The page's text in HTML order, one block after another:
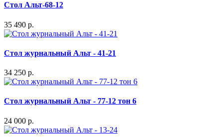
Стол Альт-68-12
35 490 р.
Стол журнальный Альт - 41-21
34 250 р.
Стол журнальный Альт - 77-12 тон 6
24 000 р.